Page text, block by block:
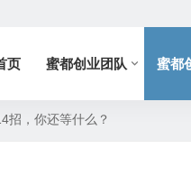
页 蜜都创业团队 蜜都
招，你还等什么？